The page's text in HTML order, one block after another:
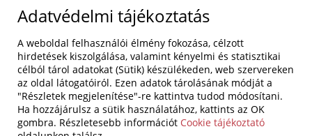
Kiegészítő termékek
Rólunk
Blog
Szolgáltatások
Referenciák
Akciók
Adatvédelmi tájékoztatás
A weboldal felhasználói élmény fokozása, célzott
hirdetések kiszolgálása, valamint kényelmi és statisztikai
célból tárol adatokat (Sütik) készülékeden, web szervereken
az oldal látogatóiról. Ezen adatok tárolásának módját a
"Részletek megjelenítése"-re kattintva tudod módosítani.
Ha hozzájárulsz a sütik használatához, kattints az OK
gombra. Részletesebb információt Cookie tájékoztató